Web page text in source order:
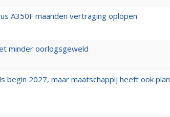
A350F maanden vertraging oplopen
minder oorlogsgeweld
begin 2027, maar maatschappij heeft ook plan